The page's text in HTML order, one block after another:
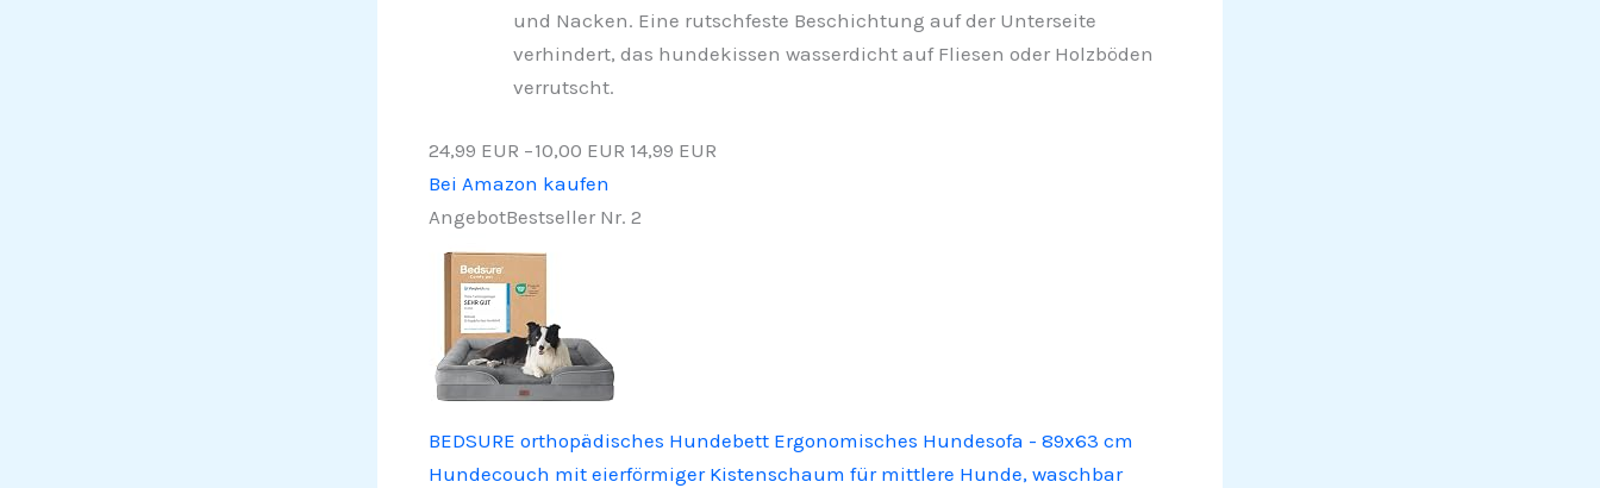
und Nacken. Eine rutschfeste Beschichtung auf der Unterseite
verhindert, das hundekissen wasserdicht auf Fliesen oder Holzböden
verrutscht.
24,99 EUR −10,00 EUR 14,99 EUR
Bei Amazon kaufen
AngebotBestseller Nr. 2
BEDSURE orthopädisches Hundebett Ergonomisches Hundesofa - 89x63 cm
Hundecouch mit eierförmiger Kistenschaum für mittlere Hunde, waschbar